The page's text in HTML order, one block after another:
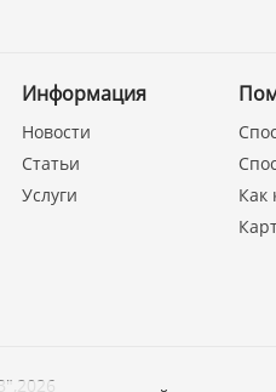
Информация
Новости
Статьи
Услуги
Как
2026